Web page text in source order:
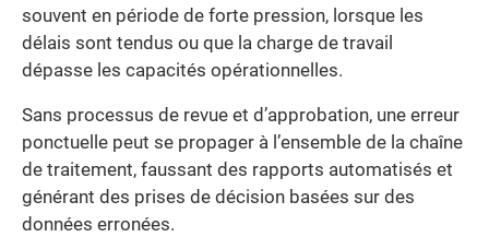
souvent en période de forte pression, lorsque les
délais sont tendus ou que la charge de travail
dépasse les capacités opérationnelles.
Sans processus de revue et d’approbation, une erreur
ponctuelle peut se propager à l’ensemble de la chaîne
de traitement, faussant des rapports automatisés et
générant des prises de décision basées sur des
données erronées.